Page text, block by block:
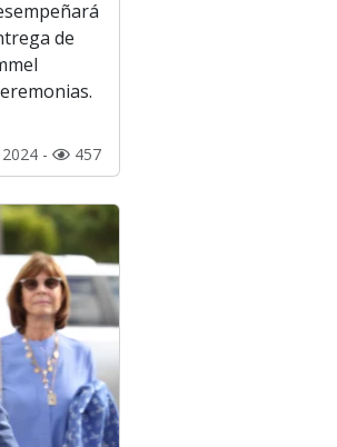
de
- 457